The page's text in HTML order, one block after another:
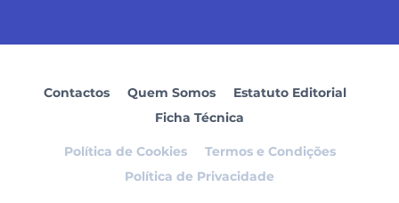
Contactos Quem Somos
Estatuto Editorial
Ficha Técnica
Política de Cookies
Termos e Condições
Política de Privacidade